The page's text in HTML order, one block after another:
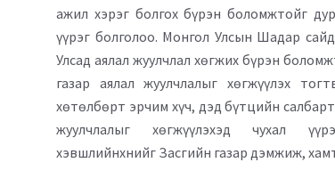
ажил хэрэг болгох бүрэн боломжтойг
үүрэг болголоо. Монгол Улсын Шадар
Улсад аялал жуулчлал хөгжих бүрэн
газар аялал жуулчлалыг хөгжүүлэх
хөтөлбөрт эрчим хүч, дэд бүтцийн
жуулчлалыг хөгжүүлэхэд чухал
хэвшлийнхнийг Засгийн газар дэмжиж,